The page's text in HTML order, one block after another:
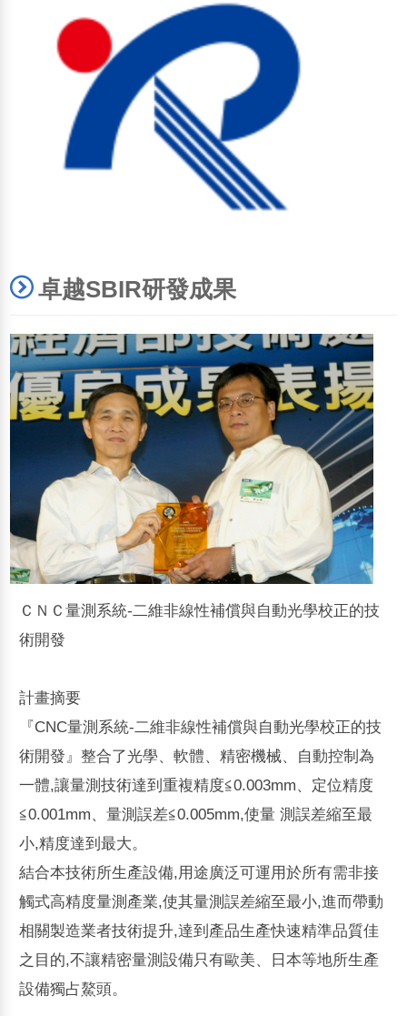
卓越SBIR研發成果
ＣＮＣ量測系統-二維非線性補償與自動光學校正的技
術開發
計畫摘要
『CNC量測系統-二維非線性補償與自動光學校正的技
術開發』整合了光學、軟體、精密機械、自動控制為
一體,讓量測技術達到重複精度≦0.003mm、定位精度
≦0.001mm、量測誤差≦0.005mm,使量 測誤差縮至最
小,精度達到最大。
結合本技術所生產設備,用途廣泛可運用於所有需非接
觸式高精度量測產業,使其量測誤差縮至最小,進而帶動
相關製造業者技術提升,達到產品生產快速精準品質佳
之目的,不讓精密量測設備只有歐美、日本等地所生產
設備獨占鰲頭。